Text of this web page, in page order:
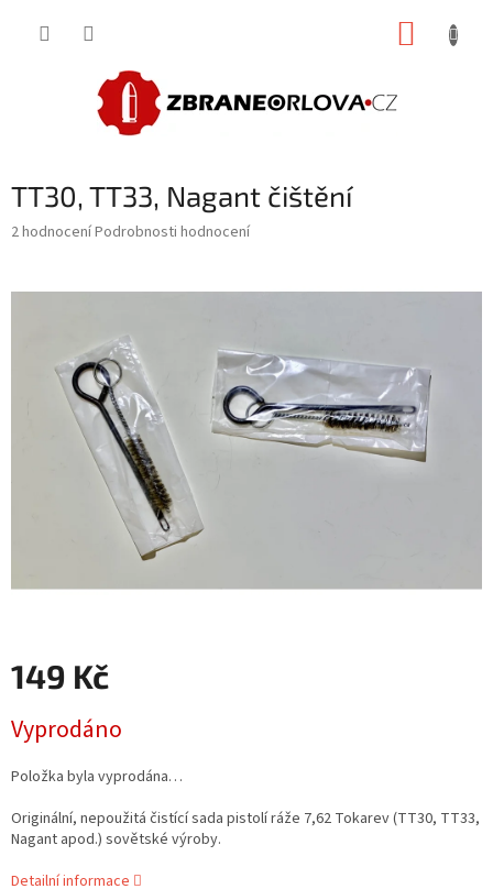
TT30, TT33, Nagant čištění
Průměrné
je
hvězdiček.
2 hodnoceníPodrobnosti hodnocení
149 Kč
cena:
Vyprodáno
Položka byla vyprodána…
Originální, nepoužitá čistící sada pistolí ráže 7,62 Tokarev (TT30, TT33,
Nagant apod.) sovětské výroby.
Detailní informace